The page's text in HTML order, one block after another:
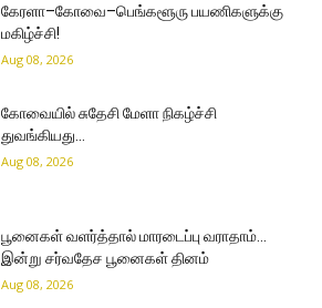
கேரளா–கோவை–பெங்களூரு பயணிகளுக்கு
மகிழ்ச்சி!
Aug 08, 2026
கோவையில் சுதேசி மேளா நிகழ்ச்சி
துவங்கியது…
Aug 08, 2026
பூனைகள் வளர்த்தால் மாரடைப்பு வராதாம்…
இன்று சர்வதேச பூனைகள் தினம்
Aug 08, 2026